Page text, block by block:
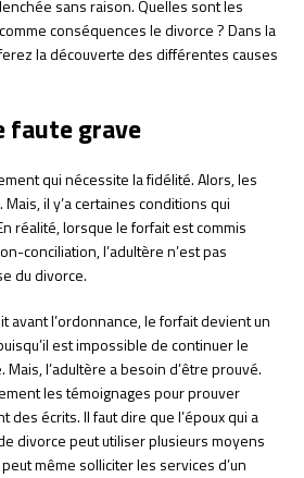
sans raison. Quelles sont les
conséquences le divorce ? Dans la
la découverte des différentes causes
faute grave
qui nécessite la fidélité. Alors, les
il y’a certaines conditions qui
réalité, lorsque le forfait est commis
conciliation, l’adultère n’est pas
du divorce.
avant l’ordonnance, le forfait devient un
est impossible de continuer le
l’adultère a besoin d’être prouvé.
les témoignages pour prouver
des écrits. Il faut dire que l’époux qui a
divorce peut utiliser plusieurs moyens
même solliciter les services d’un